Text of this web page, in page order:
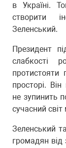
в Україні.
створити
Зеленський.
Президент
слабкості
протистояти
просторі.
не зупинить
сучасний світ
Зеленський
громадян від